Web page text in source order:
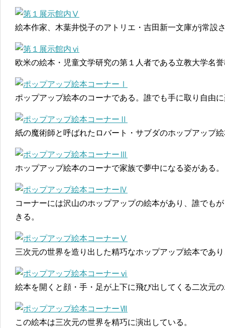
絵本作家、木葉井悦子のアトリエ・吉田新一文庫がj常設
欧米の絵本・児童文学研究の第１人者である立教大学名
ポップアップ絵本のコーナである。誰でも手に取り自由
紙の魔術師と呼ばれたロバート・サブダのホップアップ
ホップアップ絵本のコーナで家族で夢中になる姿がある。
コーナーには沢山のホップアップの絵本があり、誰でも
きる。
三次元の世界を造り出した精巧なホップアップ絵本であ
絵本を開くと顔・手・足が上下に飛び出してくる二次元
この絵本は三次元の世界を精巧に演出している。